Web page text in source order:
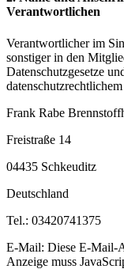
Verantwortlichen
Verantwortlicher im
sonstiger in den
Datenschutzgesetze
Frank Rabe
Freistraße 14
04435 Schkeuditz
Deutschland
Tel.: 03420741375
E-Mail: Diese E-Mail-
Anzeige muss